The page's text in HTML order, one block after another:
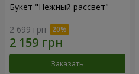
Букет "Нежный рассвет"
2 699 грн
Заказать